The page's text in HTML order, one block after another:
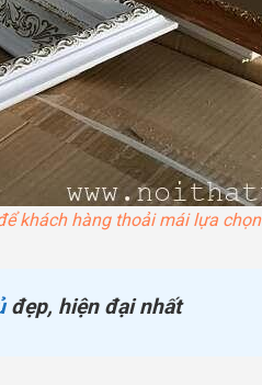
khách hàng thoải mái lựa chọn
đẹp, hiện đại nhất